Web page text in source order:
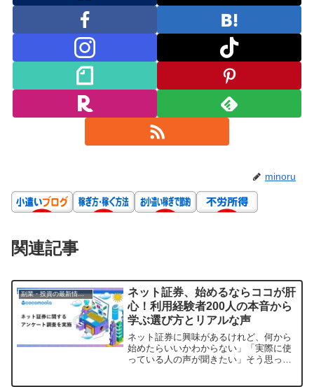
minoru
関連記事
副業・投資の最新情報まとめ
ネット証券、始めるならココが肝
心！利用経験者200人の本音から
学ぶ選び方とリアルな声
ネット証券に興味があるけれど、何から
始めたらいいかわからない」「実際に使
っている人の声が聞きたい」そう思って